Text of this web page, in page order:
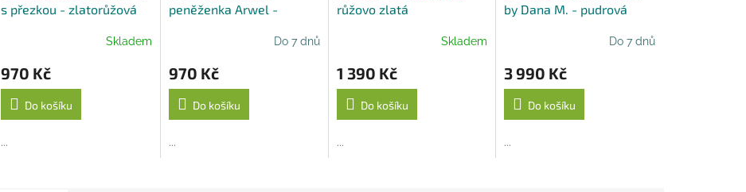
s přezkou - zlatorůžová
Skladem
970 Kč
Do košíku
...
peněženka Arwel -
Do 7 dnů
970 Kč
Do košíku
...
růžovo zlatá
Skladem
1 390 Kč
Do košíku
...
A
by Dana M. - pudrová
Do 7 dnů
3 990 Kč
Do košíku
...